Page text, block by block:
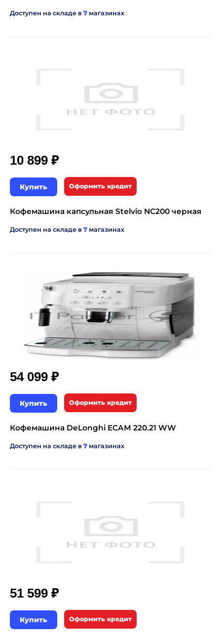
Доступен на складе в 7 магазинах
10 899 ₽
Купить Оформить кредит
Кофемашина капсульная Stelvio NC200 черная
Доступен на складе в 7 магазинах
54 099 ₽
Купить Оформить кредит
Кофемашина DeLonghi ECAM 220.21 WW
Доступен на складе в 7 магазинах
51 599 ₽
Купить Оформить кредит